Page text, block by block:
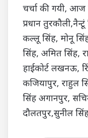
चर्चा की गयी, आज
प्रधान
कल्लू सिंह, मोनू
सिंह, अमित सिंह,
हाईकोर्ट लखनऊ,
कजियापुर, राहुल
सिंह अगानपुर,
दौलतपुर,सुनील